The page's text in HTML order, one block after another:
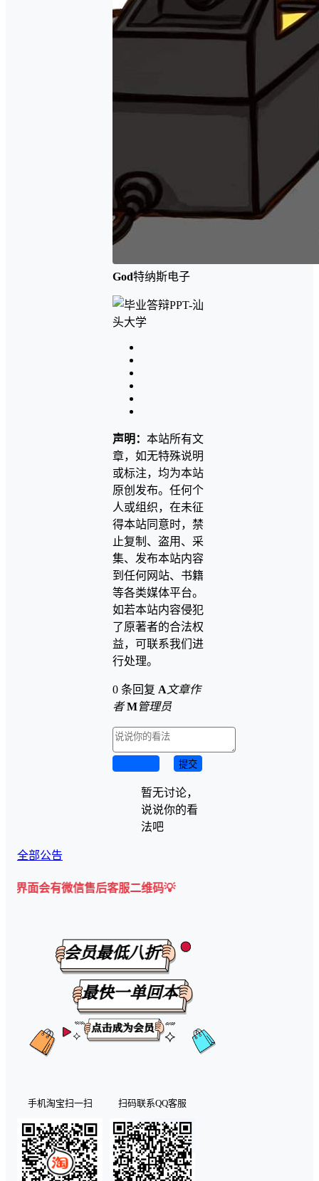
God特纳斯电子
声明： 本站所有文
章，如无特殊说明
或标注，均为本站
原创发布。任何个
人或组织，在未征
得本站同意时，禁
止复制、盗用、采
集、发布本站内容
到任何网站、书籍
等各类媒体平台。
如若本站内容侵犯
了原著者的合法权
益，可联系我们进
行处理。
0 条回复 A 文章作
者 M管理员
提交
暂无讨论，
说说你的看
法吧
全部公告
微信售后客服二维码💡
手机淘宝扫一扫 扫码联系QQ客服